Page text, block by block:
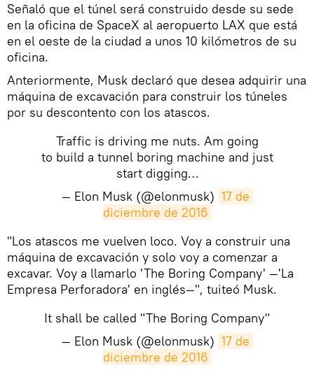
​Señaló que el túnel será construido desde su sede
en la oficina de SpaceX al aeropuerto LAX que está
en el oeste de la ciudad a unos 10 kilómetros de su
oficina.
Anteriormente, Musk declaró que desea adquirir una
máquina de excavación para construir los túneles
por su descontento con los atascos.
Traffic is driving me nuts. Am going
to build a tunnel boring machine and just
start digging…
— Elon Musk (@elonmusk) 17 de
diciembre de 2016
​"Los atascos me vuelven loco. Voy a construir una
máquina de excavación y solo voy a comenzar a
excavar. Voy a llamarlo 'The Boring Company' —'La
Empresa Perforadora' en inglés—", tuiteó Musk.
It shall be called "The Boring Company"
— Elon Musk (@elonmusk) 17 de
diciembre de 2016